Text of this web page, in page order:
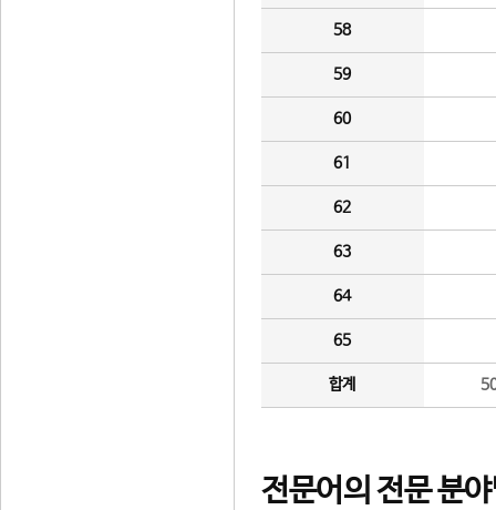
58
59
60
61
62
63
64
65
합계
전문어의 전문 분